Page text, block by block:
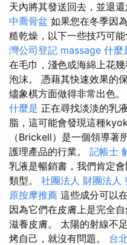
天內將其發送回去，並退還
中喬骨盆 如果您在冬季因
糙乾燥，以下一些技巧可能
灣公司登記 massage 什麼
在毛巾，淺色或海綿上花
泡沫。 憑藉其快速效果的
燼象棋方面做得非常出色。
什麼是 正在尋找淡淡的乳
脂，這可能會發現這種
（Brickell）是一個領導著
護理產品的行業。 記帳士
乳液是暢銷書，我們肯定
類型。 社團法人 財團法人
原按摩推薦 這些成分可以
因為它們在皮膚上是完全
滋養皮膚。 太陽的射線不
烤自己，就沒有問題。 台